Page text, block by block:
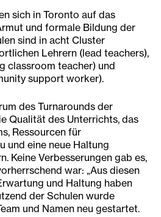
sich in Toronto auf das
und formale Bildung der
sind in acht Cluster
Lehrern (lead teachers),
classroom teacher) und
support worker).
des Turnarounds der
Qualität des Unterrichts, das
Ressourcen für
und eine neue Haltung
Keine Verbesserungen gab es,
war: „Aus diesen
und Haltung haben
der Schulen wurde
und Namen neu gestartet.